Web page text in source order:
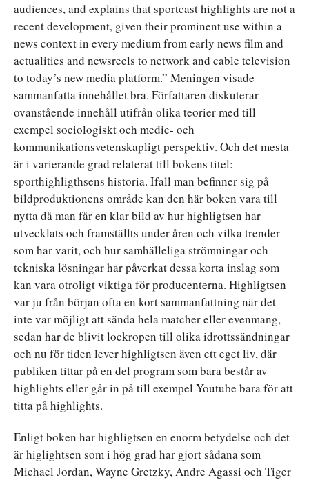
audiences, and explains that sportcast highlights are not a
recent development, given their prominent use within a
news context in every medium from early news film and
actualities and newsreels to network and cable television
to today’s new media platform.” Meningen visade
sammanfatta innehållet bra. Författaren diskuterar
ovanstående innehåll utifrån olika teorier med till
exempel sociologiskt och medie- och
kommunikationsvetenskapligt perspektiv. Och det mesta
är i varierande grad relaterat till bokens titel:
sporthighligthsens historia. Ifall man befinner sig på
bildproduktionens område kan den här boken vara till
nytta då man får en klar bild av hur highligtsen har
utvecklats och framställts under åren och vilka trender
som har varit, och hur samhälleliga strömningar och
tekniska lösningar har påverkat dessa korta inslag som
kan vara otroligt viktiga för producenterna. Highligtsen
var ju från början ofta en kort sammanfattning när det
inte var möjligt att sända hela matcher eller evenmang,
sedan har de blivit lockropen till olika idrottssändningar
och nu för tiden lever highligtsen även ett eget liv, där
publiken tittar på en del program som bara består av
highlights eller går in på till exempel Youtube bara för att
titta på highlights.
Enligt boken har highligtsen en enorm betydelse och det
är higlightsen som i hög grad har gjort sådana som
Michael Jordan, Wayne Gretzky, Andre Agassi och Tiger